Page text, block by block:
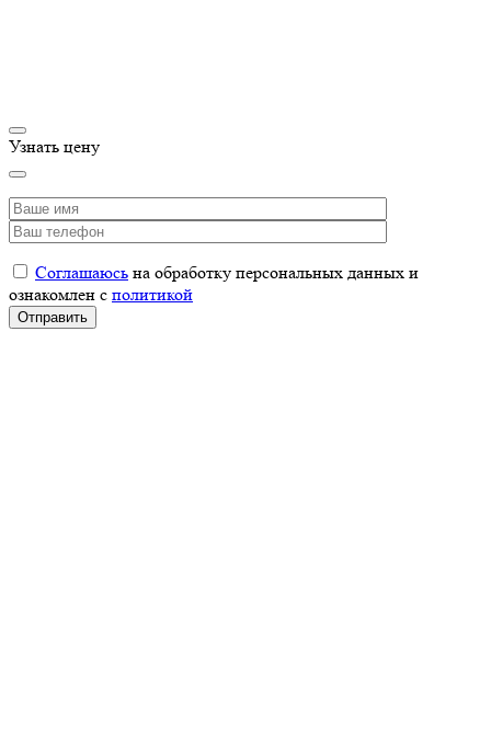
Узнать цену
Соглашаюсь на обработку персональных данных и
ознакомлен с политикой